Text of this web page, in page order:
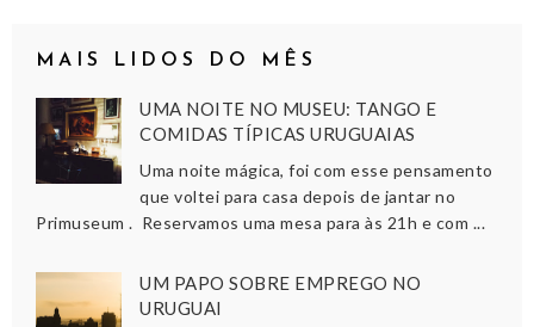
MAIS LIDOS DO MÊS
UMA NOITE NO MUSEU: TANGO E
COMIDAS TÍPICAS URUGUAIAS
Uma noite mágica, foi com esse pensamento
que voltei para casa depois de jantar no
Primuseum . Reservamos uma mesa para às 21h e com ...
UM PAPO SOBRE EMPREGO NO
URUGUAI